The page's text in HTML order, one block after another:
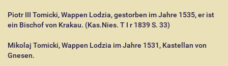
Piotr III Tomicki, Wappen Lodzia, gestorben im Jahre 1535, er ist
ein Bischof von Krakau. (Kas.Nies. T I r 1839 S. 33)
Mikolaj Tomicki, Wappen Lodzia im Jahre 1531, Kastellan von
Gnesen.